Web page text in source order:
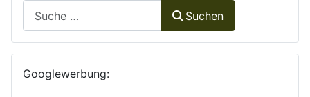
Suchen
Googlewerbung: